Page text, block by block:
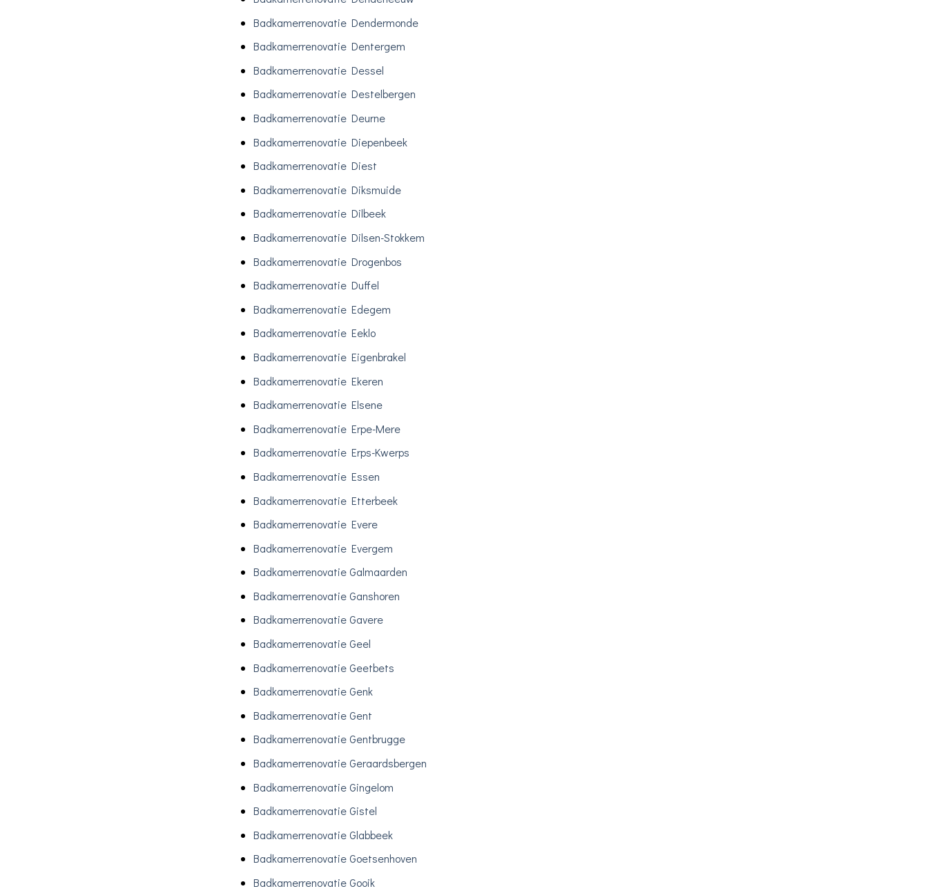
Badkamerrenovatie Dendermonde
Badkamerrenovatie Dentergem
Badkamerrenovatie Dessel
Badkamerrenovatie Destelbergen
Badkamerrenovatie Deurne
Badkamerrenovatie Diepenbeek
Badkamerrenovatie Diest
Badkamerrenovatie Diksmuide
Badkamerrenovatie Dilbeek
Badkamerrenovatie Dilsen-Stokkem
Badkamerrenovatie Drogenbos
Badkamerrenovatie Duffel
Badkamerrenovatie Edegem
Badkamerrenovatie Eeklo
Badkamerrenovatie Eigenbrakel
Badkamerrenovatie Ekeren
Badkamerrenovatie Elsene
Badkamerrenovatie Erpe-Mere
Badkamerrenovatie Erps-Kwerps
Badkamerrenovatie Essen
Badkamerrenovatie Etterbeek
Badkamerrenovatie Evere
Badkamerrenovatie Evergem
Badkamerrenovatie Galmaarden
Badkamerrenovatie Ganshoren
Badkamerrenovatie Gavere
Badkamerrenovatie Geel
Badkamerrenovatie Geetbets
Badkamerrenovatie Genk
Badkamerrenovatie Gent
Badkamerrenovatie Gentbrugge
Badkamerrenovatie Geraardsbergen
Badkamerrenovatie Gingelom
Badkamerrenovatie Gistel
Badkamerrenovatie Glabbeek
Badkamerrenovatie Goetsenhoven
Badkamerrenovatie Gooik